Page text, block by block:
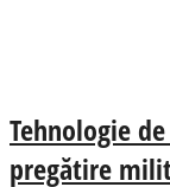
Tehnologie
pregătire